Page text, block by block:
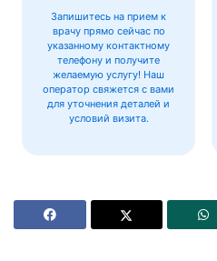
Запишитесь на прием к
врачу прямо сейчас по
указанному контактному
телефону и получите
желаемую услугу! Наш
оператор свяжется с вами
для уточнения деталей и
условий визита.